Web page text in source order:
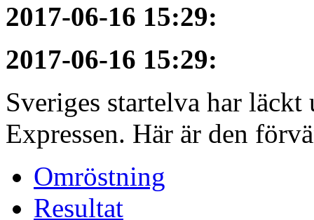
2017-06-16 15:29:
2017-06-16 15:29:
Sveriges startelva har
Expressen. Här är den
Omröstning
Resultat